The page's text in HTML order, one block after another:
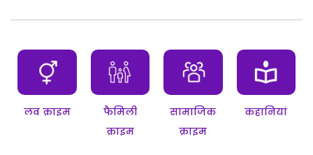
लव क्राइम
फैमिली
क्राइम
सामाजिक
क्राइम
कहानियां